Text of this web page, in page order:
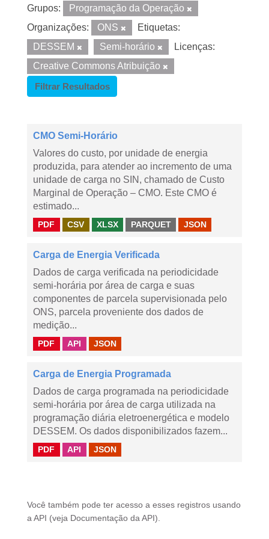
Grupos:
Programação da Operação
Organizações:
ONS
Etiquetas:
DESSEM
Semi-horário
Licenças:
Creative Commons Atribuição
Filtrar Resultados
CMO Semi-Horário
Valores do custo, por unidade de energia
produzida, para atender ao incremento de uma
unidade de carga no SIN, chamado de Custo
Marginal de Operação – CMO. Este CMO é
estimado...
PDF CSV XLSX PARQUET JSON
Carga de Energia Verificada
Dados de carga verificada na periodicidade
semi-horária por área de carga e suas
componentes de parcela supervisionada pelo
ONS, parcela proveniente dos dados de
medição...
PDF API JSON
Carga de Energia Programada
Dados de carga programada na periodicidade
semi-horária por área de carga utilizada na
programação diária eletroenergética e modelo
DESSEM. Os dados disponibilizados fazem...
PDF API JSON
Você também pode ter acesso a esses registros usando
a API (veja Documentação da API ).